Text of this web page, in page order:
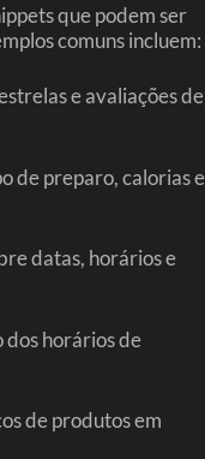
que podem ser
comuns incluem:
e avaliações de
de preparo, calorias e
datas, horários e
horários de
de produtos em